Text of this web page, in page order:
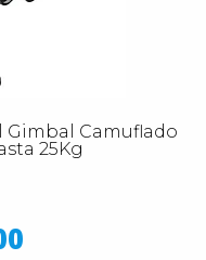
Gimbal Camuflado
25Kg